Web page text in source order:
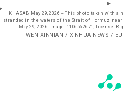
KHASAB, May 29, 2026 -- This photo taken with a mobile phone shows merchant vessels
stranded in the waters of the Strait of Hormuz,
May 29, 2026.,Image: 1106562671, License:
- WEN XINNIAN / XINHUA NEWS /